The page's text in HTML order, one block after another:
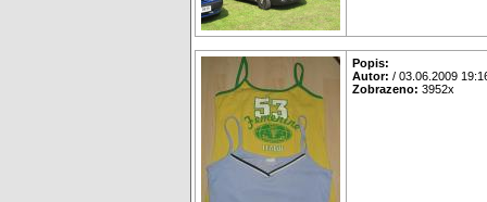
Popis:
Autor: / 03.06.2009
Zobrazeno: 3952x